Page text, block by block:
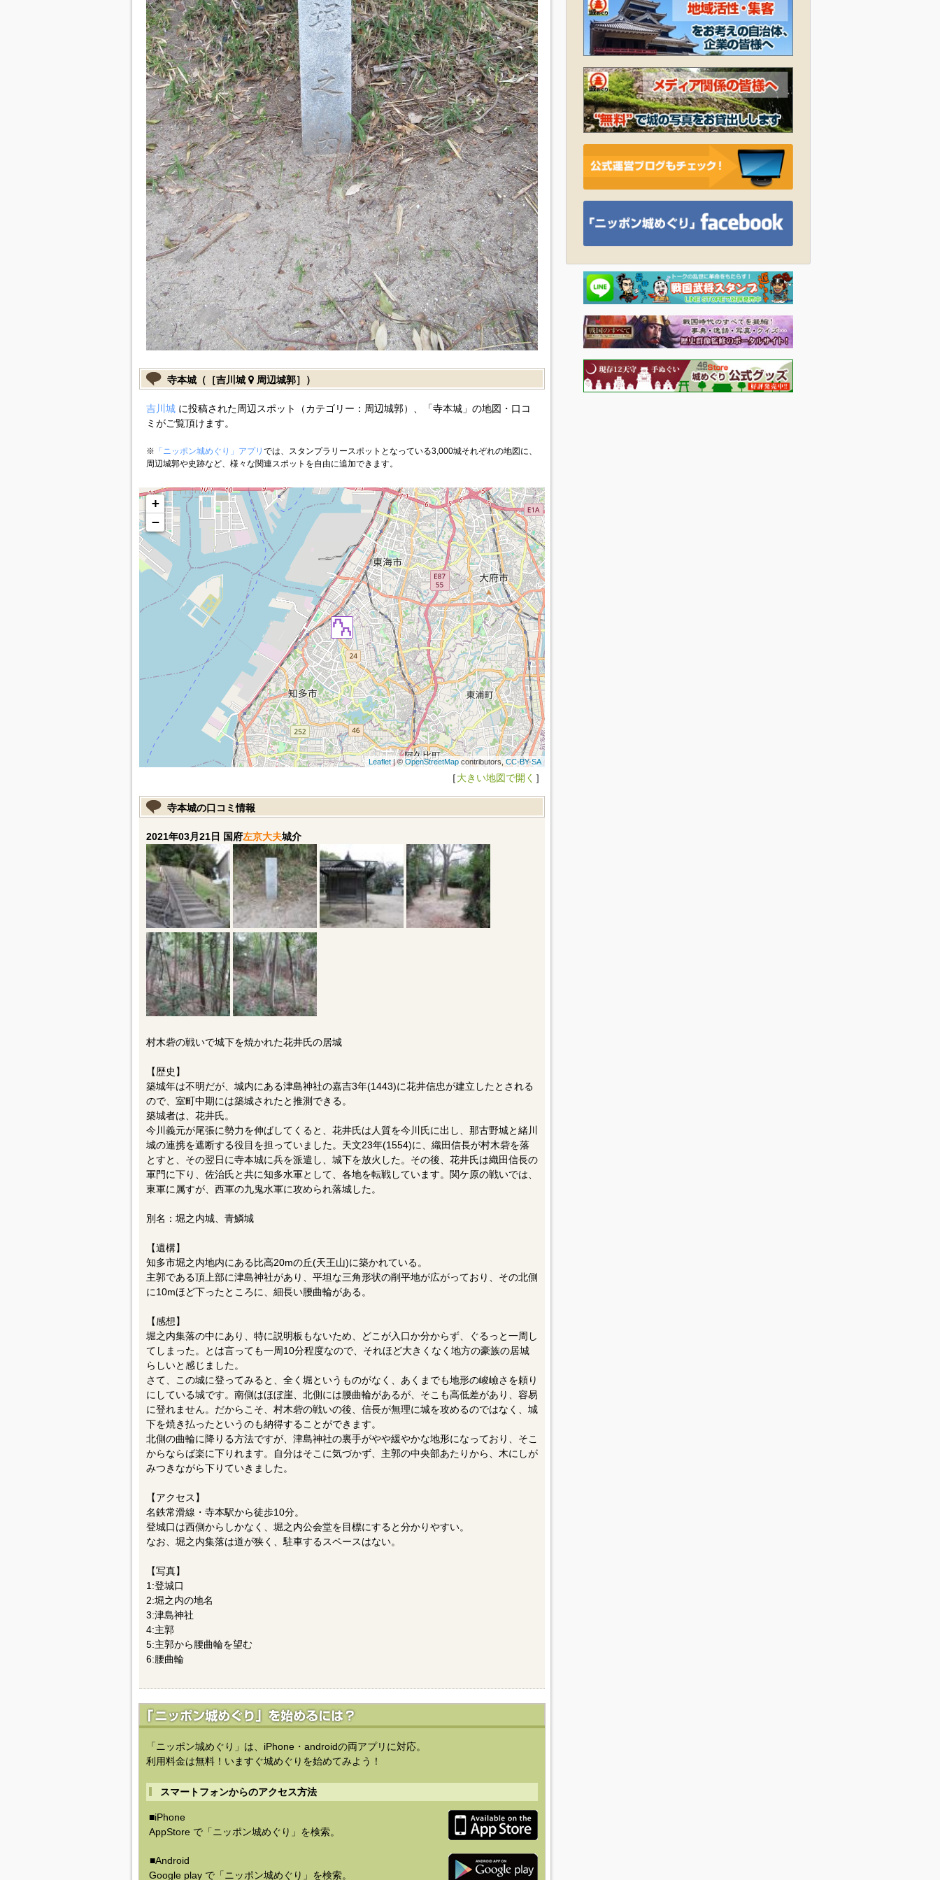
寺本城（［吉川城 周辺城郭］）
吉川城に投稿された周辺スポット（カテゴリー：周辺城郭）、「寺本城」の地図・口コ
ミがご覧頂けます。
※ 「ニッポン城めぐり」アプリ では、スタンプラリースポットとなっている3,000城それぞれの地図に、
周辺城郭や史跡など、様々な関連スポットを自由に追加できます。
+
−
Leaflet| © OpenStreetMapcontributors, CC-BY-SA
［大きい地図で開く ］
寺本城の口コミ情報
2021年03月21日 国府左京大夫城介
村木砦の戦いで城下を焼かれた花井氏の居城
【歴史】
築城年は不明だが、城内にある津島神社の嘉吉3年(1443)に花井信忠が建立したとされる
ので、室町中期には築城されたと推測できる。
築城者は、花井氏。
今川義元が尾張に勢力を伸ばしてくると、花井氏は人質を今川氏に出し、那古野城と緒川
城の連携を遮断する役目を担っていました。天文23年(1554)に、織田信長が村木砦を落
とすと、その翌日に寺本城に兵を派遣し、城下を放火した。その後、花井氏は織田信長の
軍門に下り、佐治氏と共に知多水軍として、各地を転戦しています。関ケ原の戦いでは、
東軍に属すが、西軍の九鬼水軍に攻められ落城した。
別名：堀之内城、青鱗城
【遺構】
知多市堀之内地内にある比高20mの丘(天王山)に築かれている。
主郭である頂上部に津島神社があり、平坦な三角形状の削平地が広がっており、その北側
に10mほど下ったところに、細長い腰曲輪がある。
【感想】
堀之内集落の中にあり、特に説明板もないため、どこが入口か分からず、ぐるっと一周し
てしまった。とは言っても一周10分程度なので、それほど大きくなく地方の豪族の居城
らしいと感じました。
さて、この城に登ってみると、全く堀というものがなく、あくまでも地形の峻嶮さを頼り
にしている城です。南側はほぼ崖、北側には腰曲輪があるが、そこも高低差があり、容易
に登れません。だからこそ、村木砦の戦いの後、信長が無理に城を攻めるのではなく、城
下を焼き払ったというのも納得することができます。
北側の曲輪に降りる方法ですが、津島神社の裏手がやや緩やかな地形になっており、そこ
からならば楽に下りれます。自分はそこに気づかず、主郭の中央部あたりから、木にしが
みつきながら下りていきました。
【アクセス】
名鉄常滑線・寺本駅から徒歩10分。
登城口は西側からしかなく、堀之内公会堂を目標にすると分かりやすい。
なお、堀之内集落は道が狭く、駐車するスペースはない。
【写真】
1:登城口
2:堀之内の地名
3:津島神社
4:主郭
5:主郭から腰曲輪を望む
6:腰曲輪
「ニッポン城めぐり」は、iPhone・androidの両アプリに対応。
利用料金は無料！いますぐ城めぐりを始めてみよう！
スマートフォンからのアクセス方法
■iPhone
AppStore で「ニッポン城めぐり」を検索。
■Android
Google play で「ニッポン城めぐり」を検索。